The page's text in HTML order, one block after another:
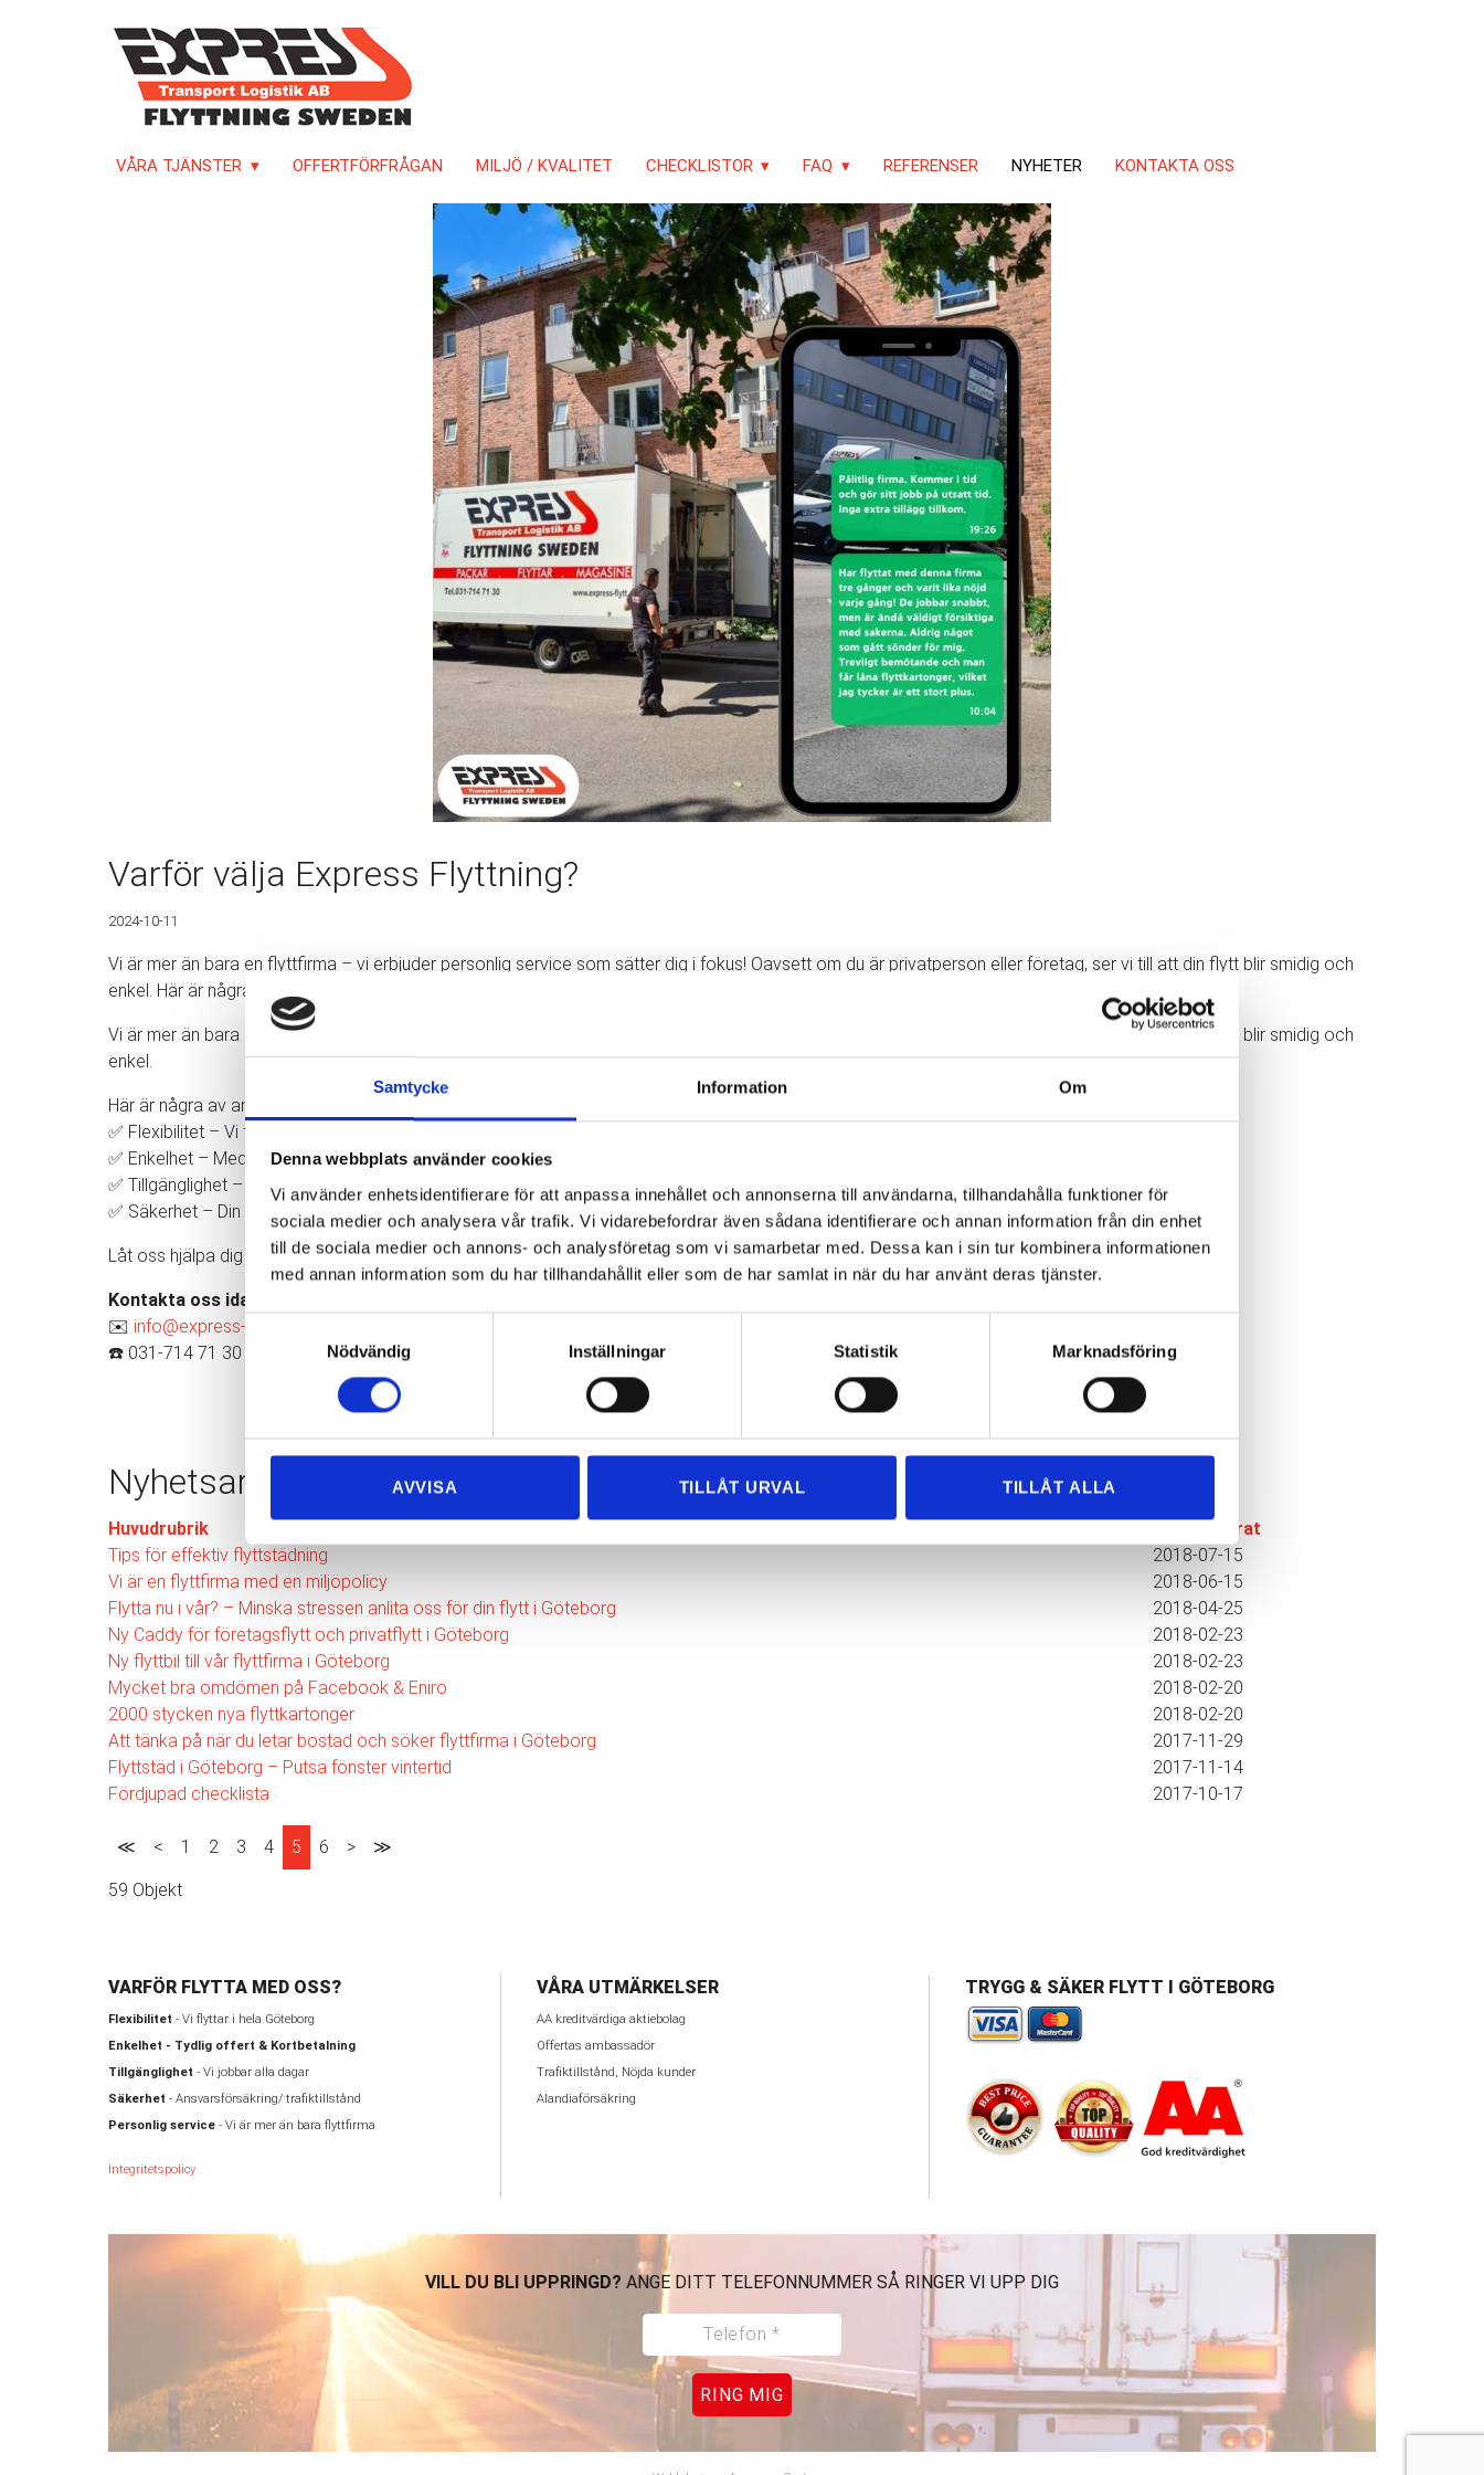
Samtycke Information Om
Denna webbplats använder cookies
Vi använder enhetsidentifierare för att anpassa innehållet och annonserna till användarna, tillhandahålla funktioner för
sociala medier och analysera vår trafik. Vi vidarebefordrar även sådana identifierare och annan information från din enhet
till de sociala medier och annons- och analysföretag som vi samarbetar med. Dessa kan i sin tur kombinera informationen
med annan information som du har tillhandahållit eller som de har samlat in när du har använt deras tjänster.
Samtyckesval
Nödvändig
Inställningar Statistik Marknadsföring
AVVISA TILLÅT URVAL TILLÅT ALLA
VÅRA TJÄNSTER OFFERTFÖRFRÅGAN MILJÖ / KVALITET CHECKLISTOR FAQ REFERENSER NYHETER KONTAKTA OSS
Varför välja Express Flyttning?
2024-10-11
Vi är mer än bara en flyttfirma – vi erbjuder personlig service som sätter dig i fokus! Oavsett om du är privatperson eller företag, ser vi till att din flytt blir smidig och
enkel. Här är några av anledningarna till att våra kunder älskar oss.
Vi är mer än bara en flyttfirma – vi erbjuder personlig service som sätter dig i fokus! Oavsett om du är privatperson eller företag, ser vi till att din flytt blir smidig och
enkel.
Här är några av anledningarna till att våra kunder älskar oss:
✅ Flexibilitet – Vi flyttar i hela Göteborg och anpassar oss efter dina behov.
✅ Enkelhet – Med en tydlig offert och möjligheten att betala med kort gör vi din flytt så enkel som möjligt.
✅ Tillgänglighet – Vi finns här för dig, alla dagar i veckan!
✅ Säkerhet – Din trygghet är vår prioritet. Vi har både ansvarsförsäkring och trafiktillstånd.
Låt oss hjälpa dig med din nästa flytt och upplev skillnaden med oss!
Kontakta oss idag!
✉️ info@express-flytt.com
☎️ 031-714 71 30
Nyhetsarkiv
Huvudrubrik
Publicerat
Tips för effektiv flyttstädning
2018-07-15
Vi är en flyttfirma med en miljöpolicy
2018-06-15
Flytta nu i vår? – Minska stressen anlita oss för din flytt i Göteborg
2018-04-25
Ny Caddy för företagsflytt och privatflytt i Göteborg
2018-02-23
Ny flyttbil till vår flyttfirma i Göteborg
2018-02-23
Mycket bra omdömen på Facebook & Eniro
2018-02-20
2000 stycken nya flyttkartonger
2018-02-20
Att tänka på när du letar bostad och söker flyttfirma i Göteborg
2017-11-29
Flyttstäd i Göteborg – Putsa fönster vintertid
2017-11-14
Fördjupad checklista
2017-10-17
≪ < 1 2 3 4 5 6 > ≫
59 Objekt
VARFÖR FLYTTA MED OSS?
Flexibilitet - Vi flyttar i hela Göteborg
Enkelhet - Tydlig offert & Kortbetalning
Tillgänglighet - Vi jobbar alla dagar
Säkerhet - Ansvarsförsäkring/ trafiktillstånd
Personlig service- Vi är mer än bara flyttfirma
Integritetspolicy
VÅRA UTMÄRKELSER
AA kreditvärdiga aktiebolag
Offertas ambassadör
Trafiktillstånd, Nöjda kunder
Alandiaförsäkring
TRYGG & SÄKER FLYTT I GÖTEBORG
VILL DU BLI UPPRINGD? ANGE DITT TELEFONNUMMER SÅ RINGER VI UPP DIG
RING MIG